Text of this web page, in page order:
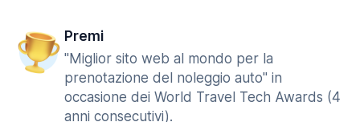
Premi
"Miglior sito web al mondo per la
prenotazione del noleggio auto" in
occasione dei World Travel Tech Awards (4
anni consecutivi).